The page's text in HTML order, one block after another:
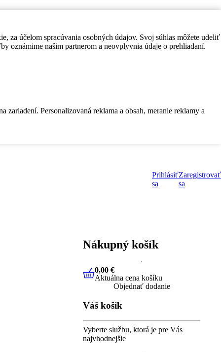
za účelom spracúvania osobných údajov. Svoj súhlas môžete udeliť
oznámime našim partnerom a neovplyvnia údaje o prehliadaní.
Personalizovaná reklama a obsah, meranie reklamy a
Prihlásiť
sa
Zaregistrovať
sa
Nákupný košík
0,00 €Aktuálna cena košíku
0,00 €
Aktuálna cena košíku
Objednať dodanie
Váš košík
Vyberte službu, ktorá je pre Vás
najvhodnejšie